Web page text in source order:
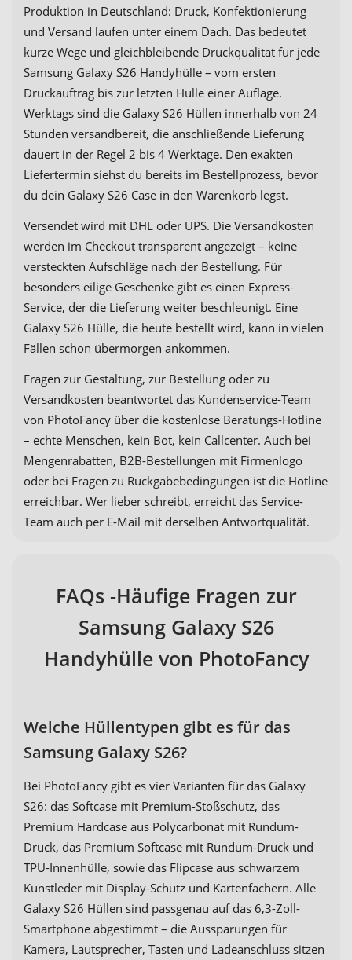
Produktion in Deutschland: Druck, Konfektionierung
und Versand laufen unter einem Dach. Das bedeutet
kurze Wege und gleichbleibende Druckqualität für jede
Samsung Galaxy S26 Handyhülle – vom ersten
Druckauftrag bis zur letzten Hülle einer Auflage.
Werktags sind die Galaxy S26 Hüllen innerhalb von 24
Stunden versandbereit, die anschließende Lieferung
dauert in der Regel 2 bis 4 Werktage. Den exakten
Liefertermin siehst du bereits im Bestellprozess, bevor
du dein Galaxy S26 Case in den Warenkorb legst.
Versendet wird mit DHL oder UPS. Die Versandkosten
werden im Checkout transparent angezeigt – keine
versteckten Aufschläge nach der Bestellung. Für
besonders eilige Geschenke gibt es einen Express-
Service, der die Lieferung weiter beschleunigt. Eine
Galaxy S26 Hülle, die heute bestellt wird, kann in vielen
Fällen schon übermorgen ankommen.
Fragen zur Gestaltung, zur Bestellung oder zu
Versandkosten beantwortet das Kundenservice-Team
von PhotoFancy über die kostenlose Beratungs-Hotline
– echte Menschen, kein Bot, kein Callcenter. Auch bei
Mengenrabatten, B2B-Bestellungen mit Firmenlogo
oder bei Fragen zu Rückgabebedingungen ist die Hotline
erreichbar. Wer lieber schreibt, erreicht das Service-
Team auch per E-Mail mit derselben Antwortqualität.
FAQs -Häufige Fragen zur
Samsung Galaxy S26
Handyhülle von PhotoFancy
Welche Hüllentypen gibt es für das
Samsung Galaxy S26?
Bei PhotoFancy gibt es vier Varianten für das Galaxy
S26: das Softcase mit Premium-Stoßschutz, das
Premium Hardcase aus Polycarbonat mit Rundum-
Druck, das Premium Softcase mit Rundum-Druck und
TPU-Innenhülle, sowie das Flipcase aus schwarzem
Kunstleder mit Display-Schutz und Kartenfächern. Alle
Galaxy S26 Hüllen sind passgenau auf das 6,3-Zoll-
Smartphone abgestimmt – die Aussparungen für
Kamera, Lautsprecher, Tasten und Ladeanschluss sitzen